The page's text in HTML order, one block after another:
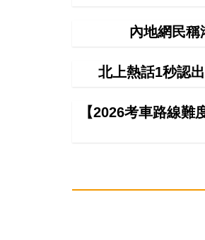
內地網民稱
北上熱話1秒認
【2026考車路線